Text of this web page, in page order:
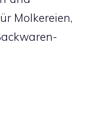
Molkereien,